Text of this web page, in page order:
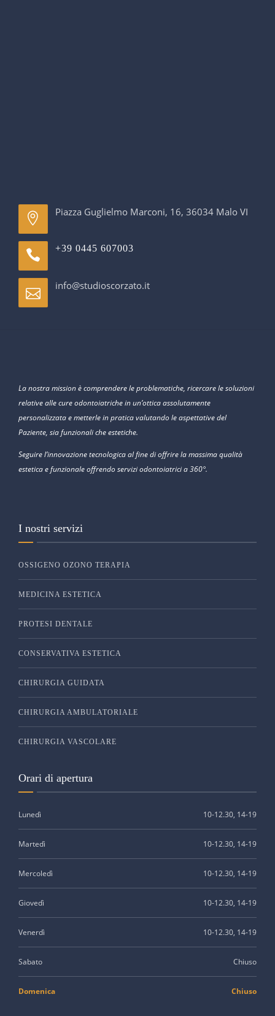
Piazza Guglielmo Marconi, 16, 36034 Malo VI
+39 0445 607003
info@studioscorzato.it
La nostra mission è comprendere le problematiche, ricercare le soluzioni
relative alle cure odontoiatriche in un’ottica assolutamente
personalizzata e metterle in pratica valutando le aspettative del
Paziente, sia funzionali che estetiche.
Seguire l’innovazione tecnologica al fine di offrire la massima qualità
estetica e funzionale offrendo servizi odontoiatrici a 360°.
I nostri servizi
OSSIGENO OZONO TERAPIA
MEDICINA ESTETICA
PROTESI DENTALE
CONSERVATIVA ESTETICA
CHIRURGIA GUIDATA
CHIRURGIA AMBULATORIALE
CHIRURGIA VASCOLARE
Orari di apertura
Lunedì 10-12.30, 14-19
Martedì 10-12.30, 14-19
Mercoledì 10-12.30, 14-19
Giovedì 10-12.30, 14-19
Venerdì 10-12.30, 14-19
Sabato Chiuso
Domenica Chiuso